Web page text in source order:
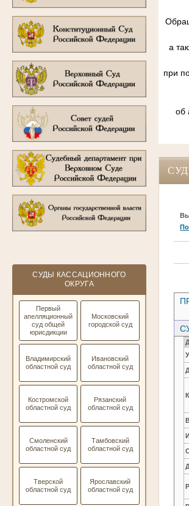
СУДЫ КАССАЦИОННОГО
ОКРУГА
Первый
апелляционный
суд общей
юрисдикции
Московский
городской суд
Владимирский
областной суд
Ивановский
областной суд
Костромской
областной суд
Рязанский
областной суд
Смоленский
областной суд
Тамбовский
областной суд
Тверской
областной суд
Ярославский
областной суд
а
при
об